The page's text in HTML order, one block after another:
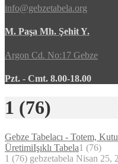
info@gebzetabela.org
M. Paşa Mh. Şehit Y.
Argon Cd. No:17 Gebze
Pzt. - Cmt. 8.00-18.00
1 (76)
Gebze Tabelacı - Totem,
ÜretimiIşıklı Tabela1 (76)
1 (76) gebzetabela Nisan 25,